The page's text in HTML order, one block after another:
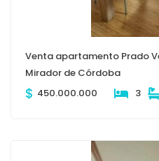
Venta apartamento Prado
Mirador de Córdoba
$ 450.000.000 3